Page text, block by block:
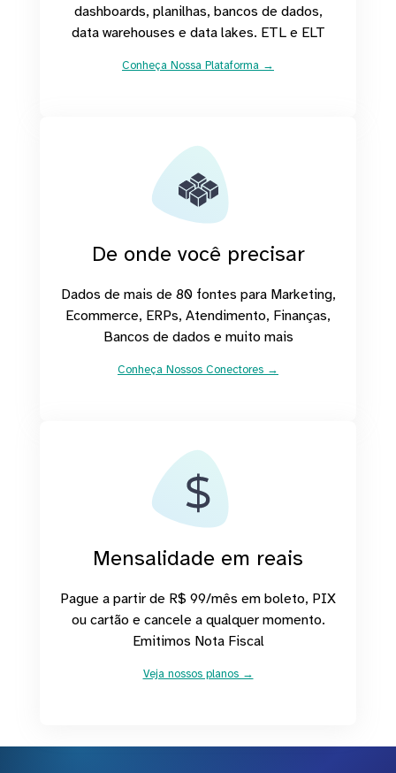
dashboards, planilhas, bancos de dados,
data warehouses e data lakes. ETL e ELT
Conheça Nossa Plataforma →
De onde você precisar
Dados de mais de 80 fontes para Marketing,
Ecommerce, ERPs, Atendimento, Finanças,
Bancos de dados e muito mais
Conheça Nossos Conectores →
Mensalidade em reais
Pague a partir de R$ 99/mês em boleto, PIX
ou cartão e cancele a qualquer momento.
Emitimos Nota Fiscal
Veja nossos planos →